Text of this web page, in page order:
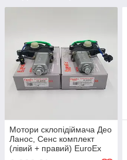
Мотори склопідіймача Део
Ланос, Сенс комплект
(лівий + правий) EuroEx
Угорщина